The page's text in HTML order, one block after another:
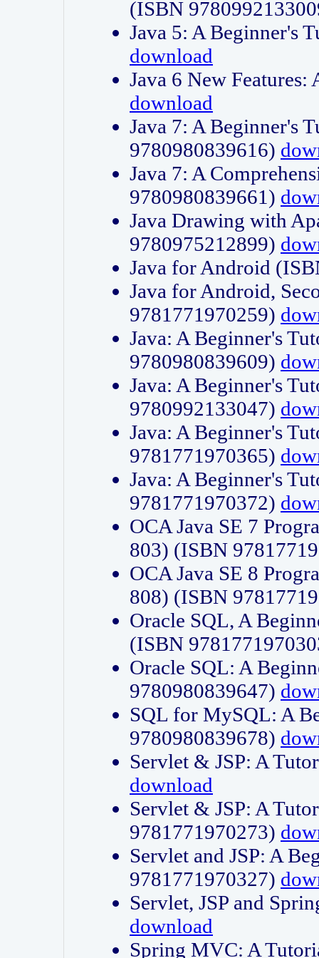
(ISBN
Java 5: A Beginner's
download
Java 6 New
download
Java 7: A Beginner's
9780980839616)
Java 7: A
9780980839661)
Java Drawing with
9780975212899)
Java for Android
Java for Android,
9781771970259)
Java: A Beginner's
9780980839609)
Java: A Beginner's
9780992133047)
Java: A Beginner's
9781771970365)
Java: A Beginner's
9781771970372)
OCA Java SE 7
803) (ISBN
OCA Java SE 8
808) (ISBN
Oracle SQL, A
(ISBN
Oracle SQL: A
9780980839647)
SQL for MySQL: A
9780980839678)
Servlet & JSP: A
download
Servlet & JSP: A
9781771970273)
Servlet and JSP: A
9781771970327)
Servlet, JSP and
download
Spring MVC: A